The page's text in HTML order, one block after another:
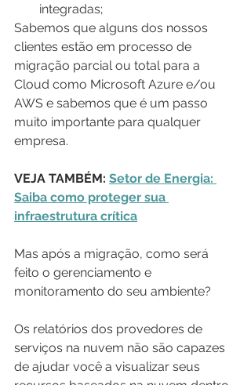
integradas;
Sabemos que alguns dos nossos
clientes estão em processo de
migração parcial ou total para a
Cloud como Microsoft Azure e/ou
AWS e sabemos que é um passo
muito importante para qualquer
empresa.
VEJA TAMBÉM: Setor de Energia:
Saiba como proteger sua
infraestrutura crítica
Mas após a migração, como será
feito o gerenciamento e
monitoramento do seu ambiente?
Os relatórios dos provedores de
serviços na nuvem não são capazes
de ajudar você a visualizar seus